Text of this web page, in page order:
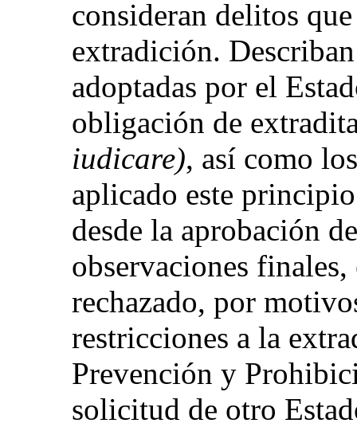
consideran delitos
extradición.
adoptadas por el
obligación de
iudicare), así como
aplicado este
desde la aprobación
observaciones
rechazado, por
restricciones a la
Prevención y
solicitud de otro